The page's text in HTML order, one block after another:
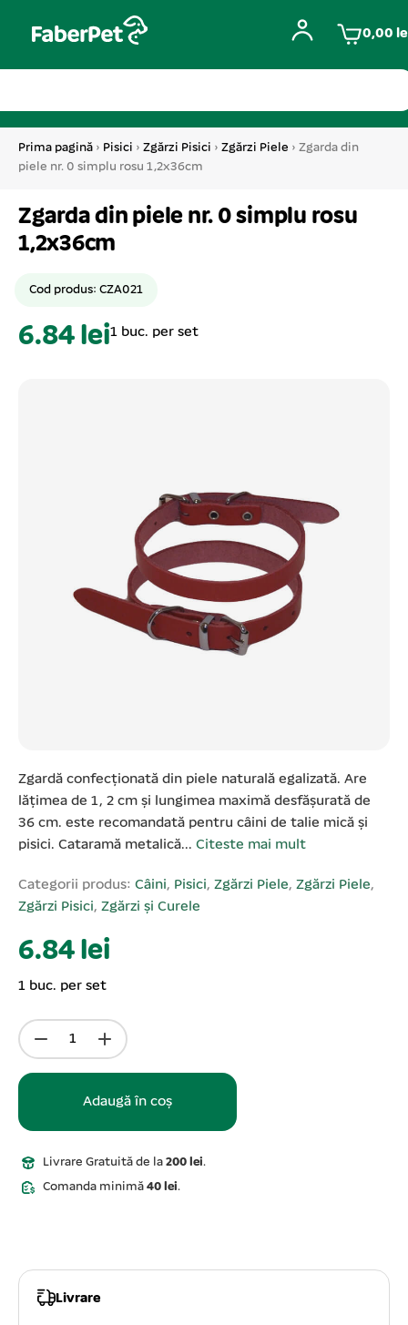
0,00
Prima pagină › Pisici › Zgărzi Pisici › Zgărzi Piele › Zgarda din
piele nr. 0 simplu rosu 1,2x36cm
Zgarda din piele nr. 0 simplu rosu
1,2x36cm
Cod produs: CZA021
6.84 lei1 buc. per set
Zgardă confecționată din piele naturală egalizată. Are
lățimea de 1, 2 cm și lungimea maximă desfășurată de
36 cm. este recomandată pentru câini de talie mică și
pisici. Cataramă metalică... Citeste mai mult
Categorii produs: Câini, Pisici, Zgărzi Piele, Zgărzi Piele,
Zgărzi Pisici, Zgărzi și Curele
6.84 lei
1 buc. per set
Adaugă în coș
Livrare Gratuită de la 200 lei.
Comanda minimă 40 lei.
Livrare